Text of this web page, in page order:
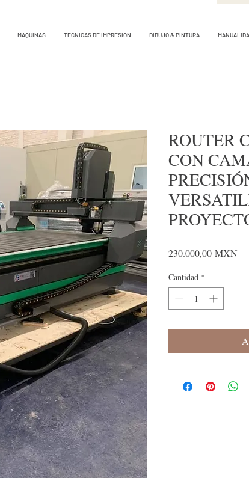
MAQUINAS TECNICAS DE IMPRESIÓN DIBUJO & PINTURA
ROUTER
CON
230.000,00 MXN
Cantidad *